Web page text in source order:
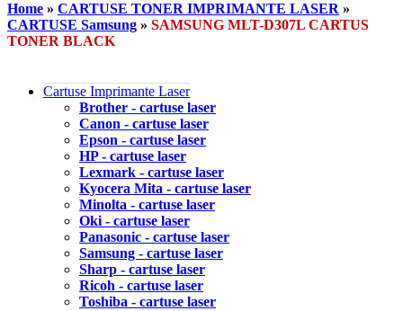
Home » CARTUSE TONER IMPRIMANTE LASER »
CARTUSE Samsung » SAMSUNG MLT-D307L CARTUS
TONER BLACK
Cartuse Imprimante Laser
Brother - cartuse laser
Canon - cartuse laser
Epson - cartuse laser
HP - cartuse laser
Lexmark - cartuse laser
Kyocera Mita - cartuse laser
Minolta - cartuse laser
Oki - cartuse laser
Panasonic - cartuse laser
Samsung - cartuse laser
Sharp - cartuse laser
Ricoh - cartuse laser
Toshiba - cartuse laser